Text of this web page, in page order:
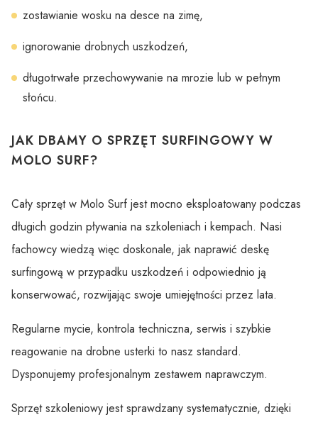
zostawianie wosku na desce na zimę,
ignorowanie drobnych uszkodzeń,
długotrwałe przechowywanie na mrozie lub w pełnym
słońcu.
JAK DBAMY O SPRZĘT SURFINGOWY W
MOLO SURF?
Cały sprzęt w Molo Surf jest mocno eksploatowany podczas
długich godzin pływania na szkoleniach i kempach. Nasi
fachowcy wiedzą więc doskonale, jak naprawić deskę
surfingową w przypadku uszkodzeń i odpowiednio ją
konserwować, rozwijając swoje umiejętności przez lata.
Regularne mycie, kontrola techniczna, serwis i szybkie
reagowanie na drobne usterki to nasz standard.
Dysponujemy profesjonalnym zestawem naprawczym.
Sprzęt szkoleniowy jest sprawdzany systematycznie, dzięki